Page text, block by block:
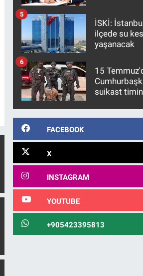
İSKİ:
ilçede su
yaşanacak
5
15
suikast
10 yıl sonra
6
FACEBOOK
X
INSTAGRAM
YOUTUBE
+905423395813